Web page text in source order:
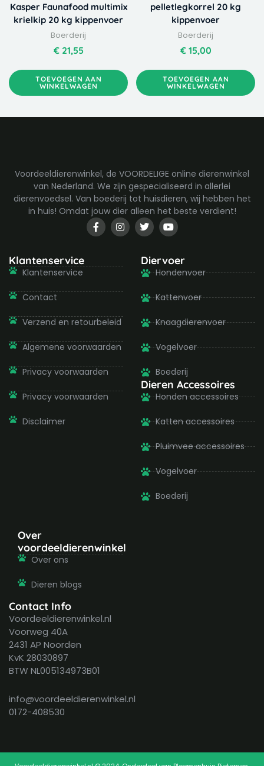
Kasper Faunafood multimix
krielkip 20 kg kippenvoer
Boerderij
€21,55
TOEVOEGEN AAN
WINKELWAGEN
pelletlegkorrel 20 kg
kippenvoer
Boerderij
€15,00
TOEVOEGEN AAN
WINKELWAGEN
Voordeeldierenwinkel, de VOORDELIGE online dierenwinkel
van Nederland. We zijn gespecialiseerd in allerlei
dierenvoedsel. Van boederij tot huisdieren, wij hebben het
in huis! Omdat jouw dier alleen het beste verdient!
F
a
c
o
I
n
s
g
T
w
i
t
e
r
Y
o
u
u
b
e
Klantenservice
Klantenservice
Contact
Verzend en retourbeleid
Algemene voorwaarden
Privacy voorwaarden
Privacy voorwaarden
Disclaimer
Diervoer
Hondenvoer
Kattenvoer
Knaagdierenvoer
Vogelvoer
Boederij
Dieren Accessoires
Honden accessoires
Katten accessoires
Pluimvee accessoires
Vogelvoer
Boederij
Over
voordeeldierenwinkel
Over ons
Dieren blogs
Contact Info
Voordeeldierenwinkel.nl
Voorweg 40A
2431 AP Noorden
KvK 28030897
BTW NL005134973B01
info@voordeeldierenwinkel.nl
0172-408530